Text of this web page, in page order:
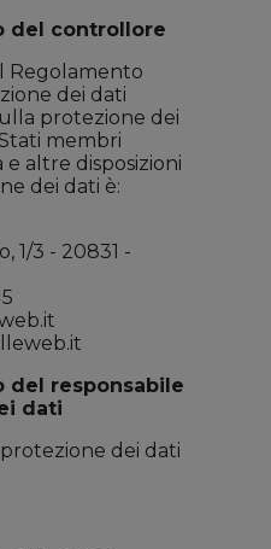
del controllore
Regolamento
dei dati
protezione dei
membri
altre disposizioni
dei dati è:
1/3 - 20831 -
del responsabile
dati
dei dati